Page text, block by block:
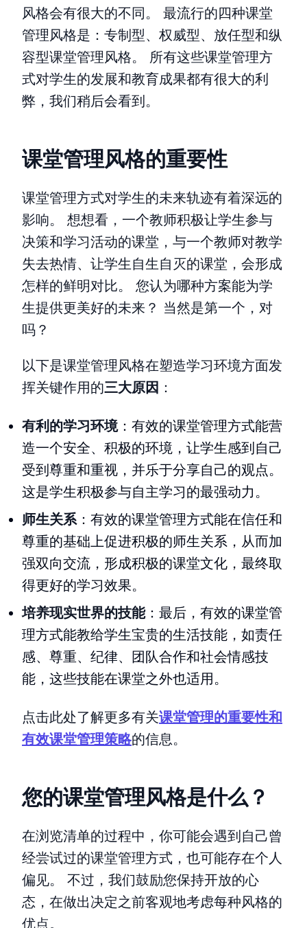
风格会有很大的不同。 最流行的四种课堂
管理风格是：专制型、权威型、放任型和纵
容型课堂管理风格。 所有这些课堂管理方
式对学生的发展和教育成果都有很大的利
弊，我们稍后会看到。
课堂管理风格的重要性
课堂管理方式对学生的未来轨迹有着深远的
影响。 想想看，一个教师积极让学生参与
决策和学习活动的课堂，与一个教师对教学
失去热情、让学生自生自灭的课堂，会形成
怎样的鲜明对比。 您认为哪种方案能为学
生提供更美好的未来？ 当然是第一个，对
吗？
以下是课堂管理风格在塑造学习环境方面发
挥关键作用的三大原因 ：
有利的学习环境：有效的课堂管理方式能营
造一个安全、积极的环境，让学生感到自己
受到尊重和重视，并乐于分享自己的观点。
这是学生积极参与自主学习的最强动力。
师生关系 ：有效的课堂管理方式能在信任和
尊重的基础上促进积极的师生关系，从而加
强双向交流，形成积极的课堂文化，最终取
得更好的学习效果。
培养现实世界的技能：最后，有效的课堂管
理方式能教给学生宝贵的生活技能，如责任
感、尊重、纪律、团队合作和社会情感技
能，这些技能在课堂之外也适用。
点击此处了解更多有关课堂管理的重要性和
有效课堂管理策略的信息。
您的课堂管理风格是什么？
在浏览清单的过程中，你可能会遇到自己曾
经尝试过的课堂管理方式，也可能存在个人
偏见。 不过，我们鼓励您保持开放的心
态，在做出决定之前客观地考虑每种风格的
优点。